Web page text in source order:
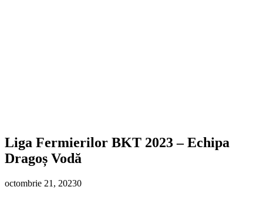
Liga Fermierilor BKT 2023 – Echipa
Dragoș Vodă
octombrie 21, 20230